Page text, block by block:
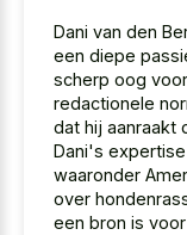
Dani van den
een diepe
scherp oog
redactionele
dat hij aanraakt
Dani's
waaronder
over
een bron is